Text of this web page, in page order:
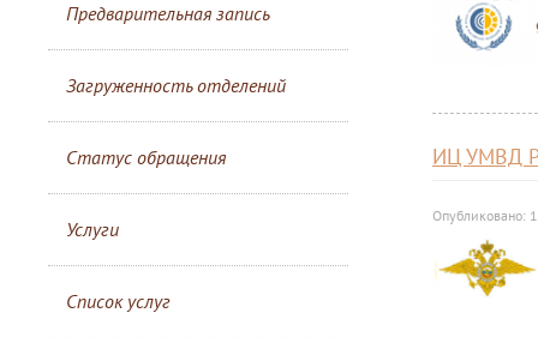
Предварительная запись
Загруженность отделений
Статус обращения
Услуги
Список услуг
ИЦ УМВД
Опубликовано: